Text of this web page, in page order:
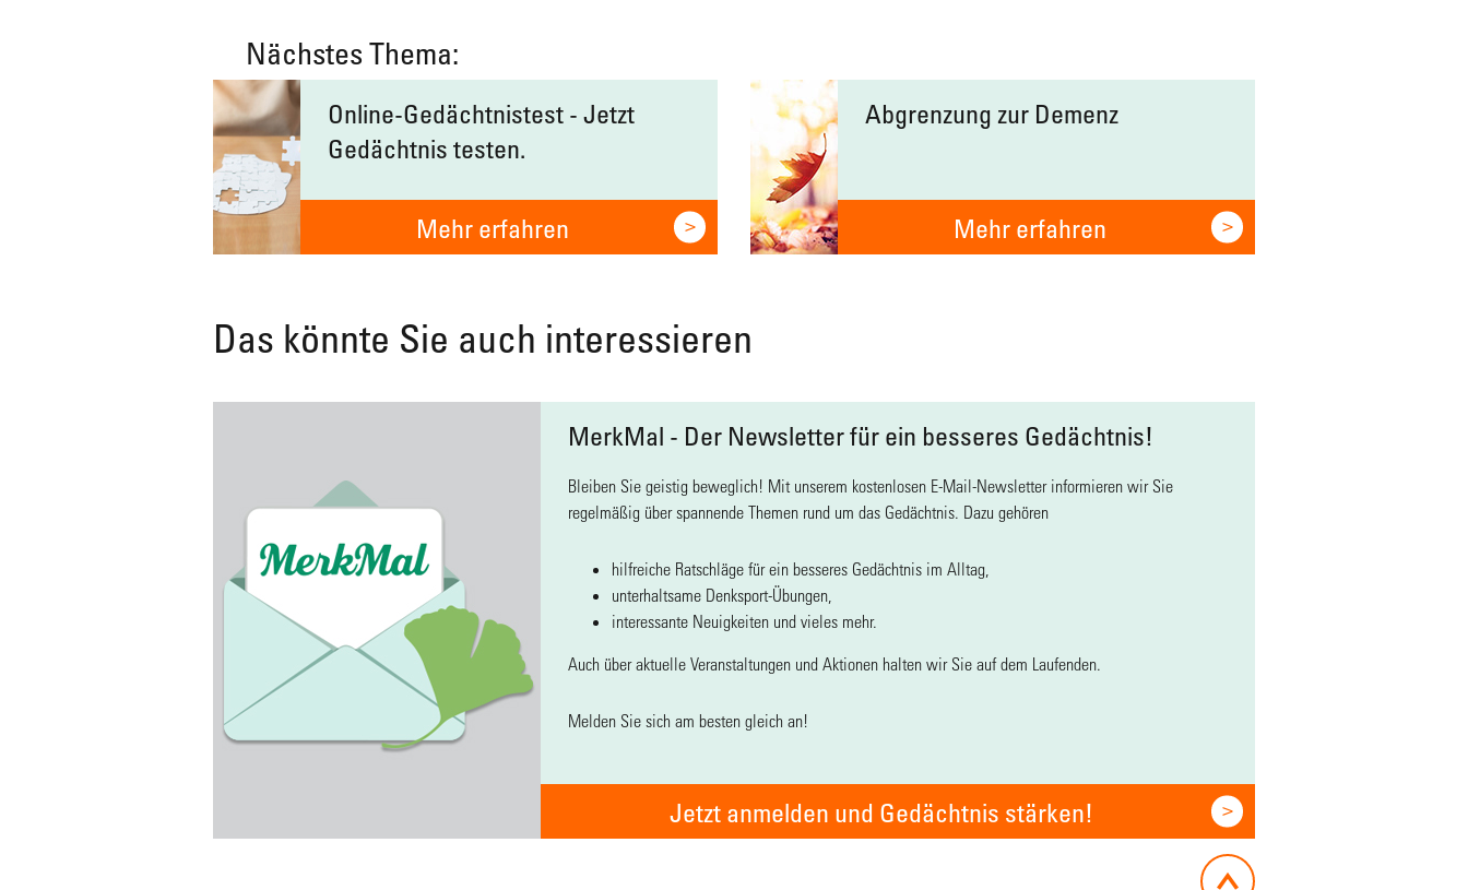
Nächstes Thema:
Online-Gedächtnistest - Jetzt
Gedächtnis testen.
Mehr erfahren
Abgrenzung zur Demenz
Mehr erfahren
Das könnte Sie auch interessieren
MerkMal - Der Newsletter für ein besseres Gedächtnis!
Bleiben Sie geistig beweglich! Mit unserem kostenlosen E-Mail-Newsletter informieren wir Sie
regelmäßig über spannende Themen rund um das Gedächtnis. Dazu gehören
hilfreiche Ratschläge für ein besseres Gedächtnis im Alltag,
unterhaltsame Denksport-Übungen,
interessante Neuigkeiten und vieles mehr.
Auch über aktuelle Veranstaltungen und Aktionen halten wir Sie auf dem Laufenden.
Melden Sie sich am besten gleich an!
Jetzt anmelden und Gedächtnis stärken!